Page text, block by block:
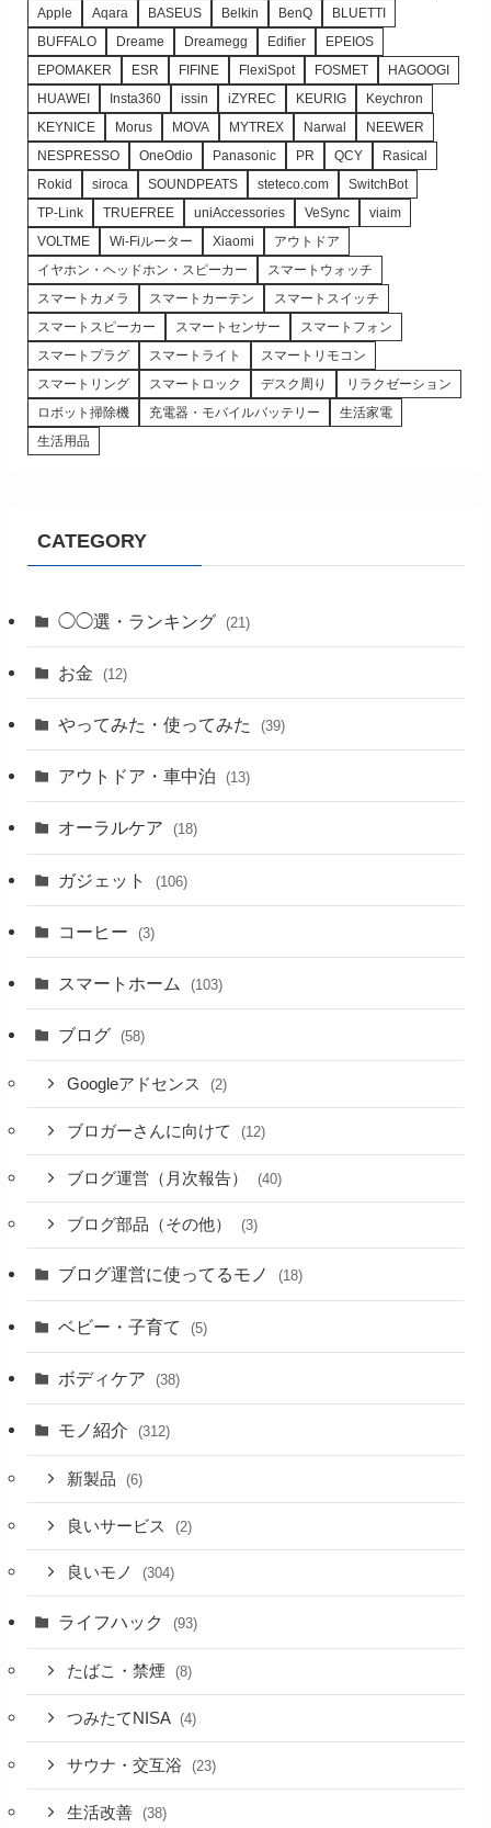
Apple
Aqara BASEUS Belkin BenQ
BLUETTI
BUFFALO
Dreame Dreamegg Edifier
EPEIOS
EPOMAKER
ESR FIFINE FlexiSpot FOSMET
HAGOOGI
HUAWEI
Insta360 issin iZYREC KEURIG
Keychron
KEYNICE
Morus MOVA MYTREX Narwal
NEEWER
NESPRESSO
OneOdio Panasonic PR QCY
Rasical
Rokid
siroca SOUNDPEATS steteco.com
SwitchBot
TP-Link
TRUEFREE uniAccessories VeSync
viaim
VOLTME
Wi-Fiルーター Xiaomi
アウトドア
イヤホン・ヘッドホン・スピーカー
スマートウォッチ
スマートカメラ
スマートカーテン
スマートスイッチ
スマートスピーカー
スマートセンサー
スマートフォン
スマートプラグ
スマートライト
スマートリモコン
スマートリング
スマートロック デスク周り
リラクゼーション
ロボット掃除機
充電器・モバイルバッテリー
生活家電
生活用品
CATEGORY
◯◯選・ランキング (21)
お金 (12)
やってみた・使ってみた (39)
アウトドア・車中泊 (13)
オーラルケア (18)
ガジェット (106)
コーヒー (3)
スマートホーム (103)
ブログ (58)
Googleアドセンス (2)
ブロガーさんに向けて (12)
ブログ運営（月次報告） (40)
ブログ部品（その他） (3)
ブログ運営に使ってるモノ (18)
ベビー・子育て (5)
ボディケア (38)
モノ紹介 (312)
新製品 (6)
良いサービス (2)
良いモノ (304)
ライフハック (93)
たばこ・禁煙 (8)
つみたてNISA (4)
サウナ・交互浴 (23)
生活改善 (38)